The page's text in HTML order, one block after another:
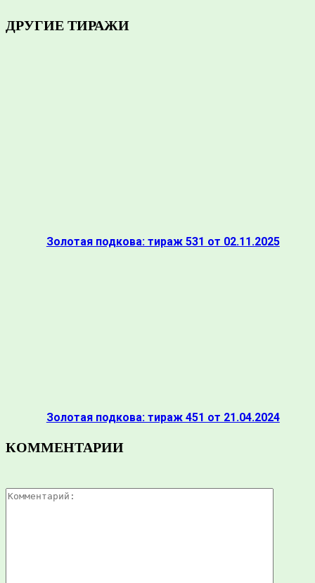
ДРУГИЕ ТИРАЖИ
Золотая подкова: тираж 531 от 02.11.2025
Золотая подкова: тираж 451 от 21.04.2024
КОММЕНТАРИИ